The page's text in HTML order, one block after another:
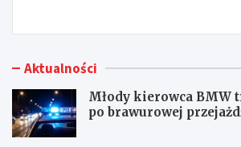
Aktualności
Młody kierowca BMW
po brawurowej